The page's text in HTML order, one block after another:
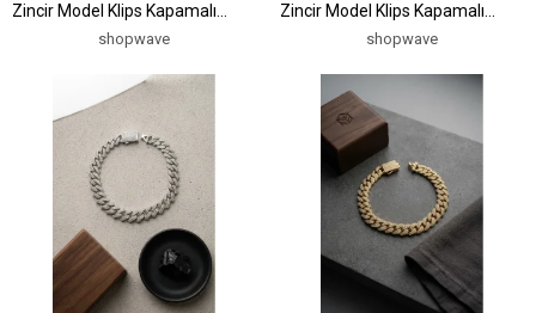
Zincir Model Klips Kapamalı
Erkek Bileklikshopwave
Zincir Model Klips Kapamalı
Erkek Bileklikshopwave